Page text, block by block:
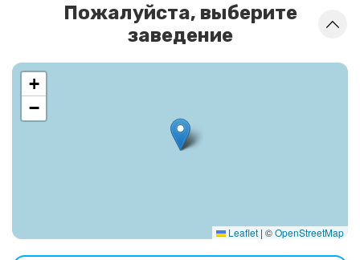
Пожалуйста, выберите
заведение
+
−
Leaflet | ©OpenStreetMap